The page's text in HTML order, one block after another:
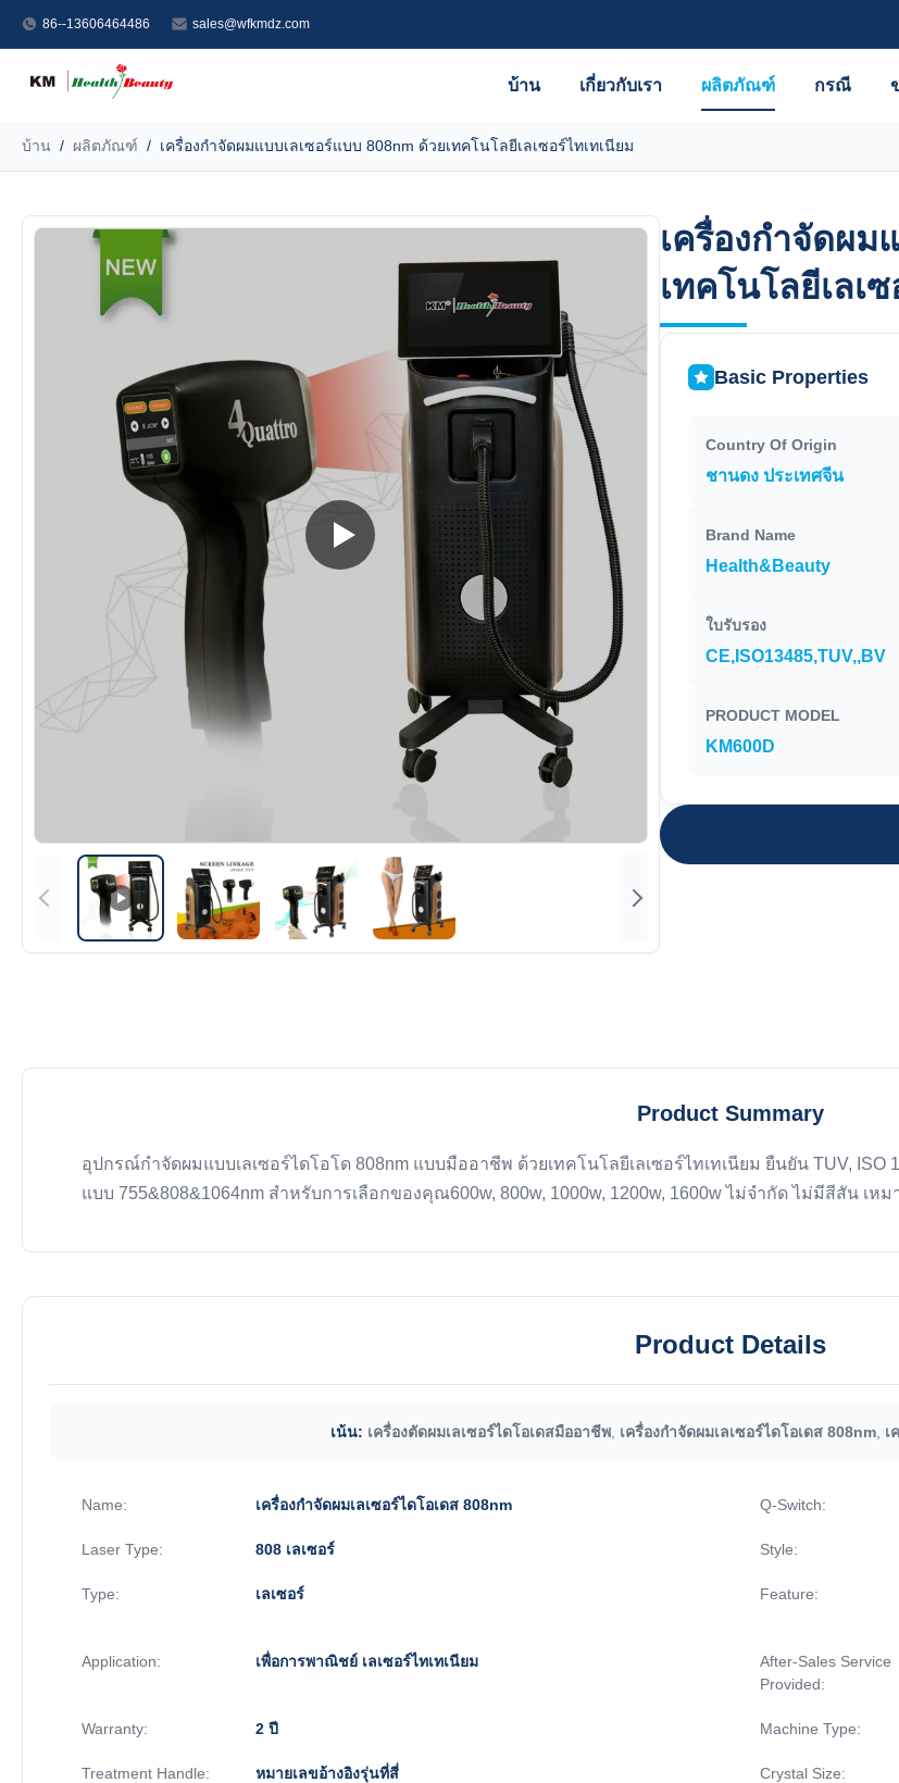
86--13606464486 sales@wfkmdz.com
บ้าน เกี่ยวกับเรา ผลิตภัณฑ์ กรณี
บ้าน / ผลิตภัณฑ์ / เครื่องกําจัดผมแบบเลเซอร์แบบ 808nm ด้วยเทคโนโลยีเลเซอร์ไทเทเนียม
เครื่องกําจัดผม
เทคโนโลยีเลเ
เครื่องกําจัดผม
เทคโนโลยีเลเ
Basic Properties
Country Of Origin
ชานดง ประเทศจีน
Brand Name
Health&Beauty
ใบรับรอง
CE,ISO13485,TUV,,BV
PRODUCT MODEL
KM600D
Product Summary
อุปกรณ์กําจัดผมแบบเลเซอร์ไดโอโด 808nm แบบมืออาชีพ ด้วยเทคโนโลยีเลเซอร์ไทเทเนียม ยืนยัน TUV, ISO
แบบ 755&808&1064nm สําหรับการเลือกของคุณ600w, 800w, 1000w, 1200w, 1600w ไม่จํากัด ไม่มีสีสัน
Product Details
เน้น: เครื่องตัดผมเลเซอร์ไดโอเดสมืออาชีพ เครื่องกําจัดผมเลเซอร์ไดโอเดส 808nm เ
Name: เครื่องกําจัดผมเลเซอร์ไดโอเดส 808nm Q-Switch:
Laser Type: 808 เลเซอร์ Style:
Type: เลเซอร์ Feature:
Application: เพื่อการพาณิชย์ เลเซอร์ไทเทเนียม
After-Sales Service
Provided:
Warranty: 2 ปี Machine Type:
Treatment Handle: หมายเลขอ้างอิงรุ่นที่สี่ Crystal Size: